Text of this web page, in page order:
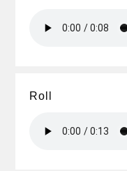
Roll